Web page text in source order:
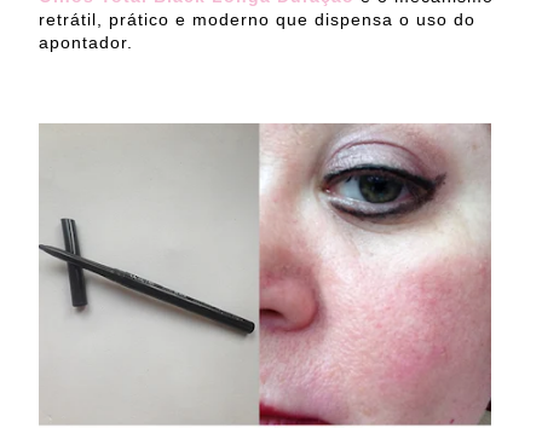
retrátil, prático e moderno que dispensa o uso do
apontador.